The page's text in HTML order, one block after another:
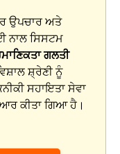
ਉਪਚਾਰ ਅਤੇ
ਨਾਲ ਸਿਸਟਮ
ਗਲਤੀ
ਸ਼੍ਰੇਣੀ ਨੂੰ
ਸਹਾਇਤਾ ਸੇਵਾ
ਕੀਤਾ ਗਿਆ ਹੈ।